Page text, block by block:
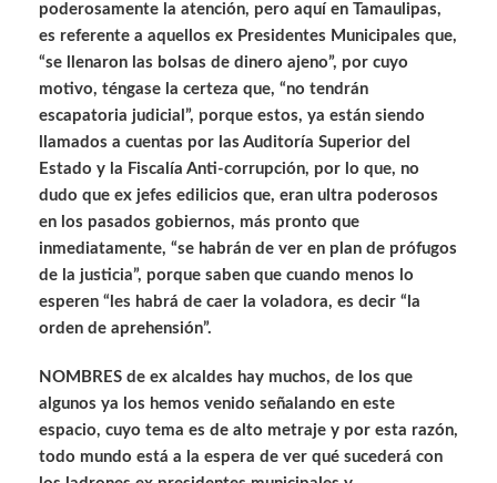
poderosamente la atención, pero aquí en Tamaulipas,
es referente a aquellos ex Presidentes Municipales que,
“se llenaron las bolsas de dinero ajeno”, por cuyo
motivo, téngase la certeza que, “no tendrán
escapatoria judicial”, porque estos, ya están siendo
llamados a cuentas por las Auditoría Superior del
Estado y la Fiscalía Anti-corrupción, por lo que, no
dudo que ex jefes edilicios que, eran ultra poderosos
en los pasados gobiernos, más pronto que
inmediatamente, “se habrán de ver en plan de prófugos
de la justicia”, porque saben que cuando menos lo
esperen “les habrá de caer la voladora, es decir “la
orden de aprehensión”.
NOMBRES de ex alcaldes hay muchos, de los que
algunos ya los hemos venido señalando en este
espacio, cuyo tema es de alto metraje y por esta razón,
todo mundo está a la espera de ver qué sucederá con